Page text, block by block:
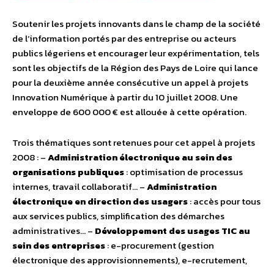
Soutenir les projets innovants dans le champ de la société
de l’information portés par des entreprise ou acteurs
publics légeriens et encourager leur expérimentation, tels
sont les objectifs de la Région des Pays de Loire qui lance
pour la deuxième année consécutive un appel à projets
Innovation Numérique à partir du 10 juillet 2008. Une
enveloppe de 600 000 € est allouée à cette opération.
Trois thématiques sont retenues pour cet appel à projets
2008 : –Administration électronique au sein des
organisations publiques: optimisation de processus
internes, travail collaboratif… –Administration
électronique en direction des usagers: accès pour tous
aux services publics, simplification des démarches
administratives… – Développement des usages TIC au
sein des entreprises: e-procurement (gestion
électronique des approvisionnements), e-recrutement,